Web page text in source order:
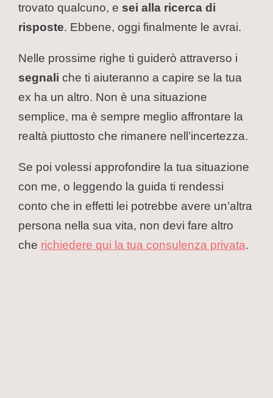
trovato qualcuno, e sei alla ricerca di
risposte. Ebbene, oggi finalmente le avrai.
Nelle prossime righe ti guiderò attraverso i
segnali che ti aiuteranno a capire se la tua
ex ha un altro. Non è una situazione
semplice, ma è sempre meglio affrontare la
realtà piuttosto che rimanere nell’incertezza.
Se poi volessi approfondire la tua situazione
con me, o leggendo la guida ti rendessi
conto che in effetti lei potrebbe avere un’altra
persona nella sua vita, non devi fare altro
che richiedere qui la tua consulenza privata.